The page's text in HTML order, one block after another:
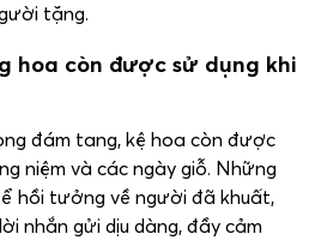
tặng.
hoa còn được sử dụng khi
đám tang, kệ hoa còn được
niệm và các ngày giỗ. Những
hồi tưởng về người đã khuất,
nhắn gửi dịu dàng, đầy cảm